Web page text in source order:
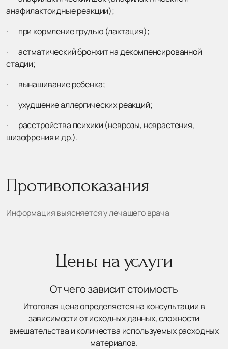
анафилактоидные реакции);
· при кормление грудью (лактация);
· астматический бронхит на декомпенсированной
стадии;
· вынашивание ребенка;
· ухудшение аллергических реакций;
· расстройства психики (неврозы, неврастения,
шизофрения и др.).
Противопоказания
Информация выясняется у лечащего врача
Цены на услуги
От чего зависит стоимость
Итоговая цена определяется на консультации в
зависимости от исходных данных, сложности
вмешательства и количества используемых расходных
материалов.